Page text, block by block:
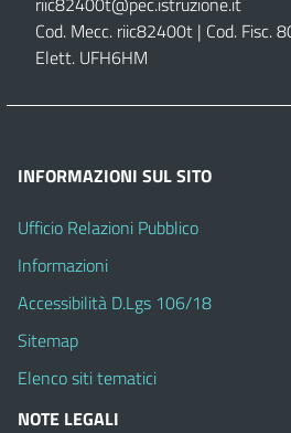
Cod. Mecc. riic82400t | Cod. Fisc.
Elett. UFH6HM
INFORMAZIONI SUL SITO
Ufficio Relazioni Pubblico
Informazioni
Accessibilità D.Lgs 106/18
Sitemap
Elenco siti tematici
NOTE LEGALI